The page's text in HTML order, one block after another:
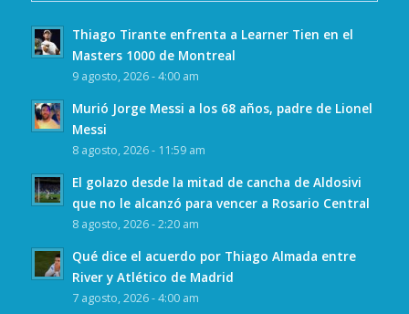
Thiago Tirante enfrenta a Learner Tien en el
Masters 1000 de Montreal
9 agosto, 2026 - 4:00 am
Murió Jorge Messi a los 68 años, padre de Lionel
Messi
8 agosto, 2026 - 11:59 am
El golazo desde la mitad de cancha de Aldosivi
que no le alcanzó para vencer a Rosario Central
8 agosto, 2026 - 2:20 am
Qué dice el acuerdo por Thiago Almada entre
River y Atlético de Madrid
7 agosto, 2026 - 4:00 am